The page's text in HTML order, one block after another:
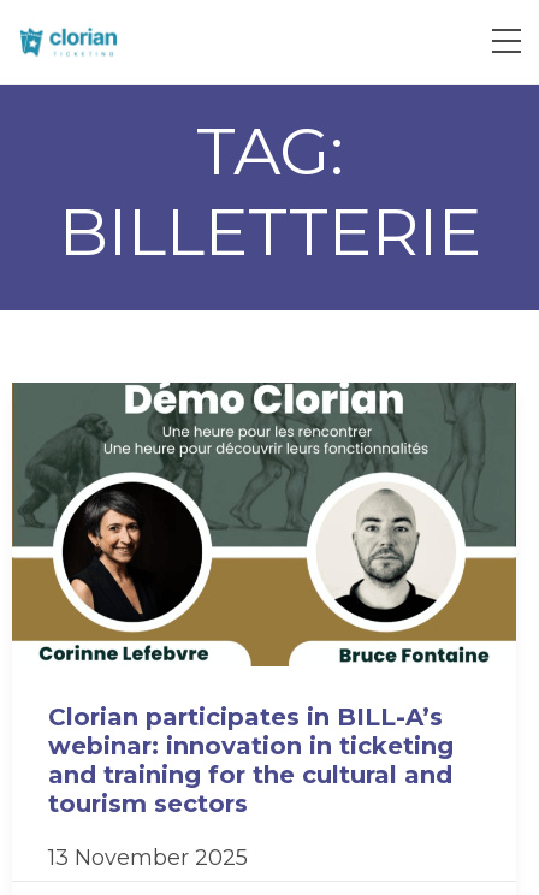
TAG:
BILLETTERIE
Clorian participates in BILL-A’s
webinar: innovation in ticketing
and training for the cultural and
tourism sectors
13 November 2025